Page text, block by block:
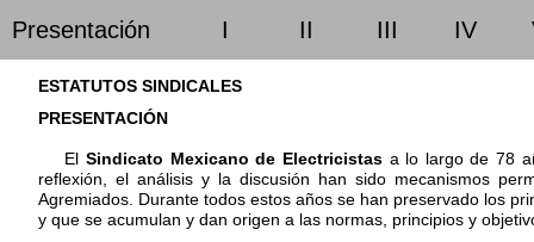
I II III IV
Presentación
ESTATUTOS SINDICALES
PRESENTACIÓN
ElSindicato Mexicano de Electricistasa lo largo de 78
reflexión, el análisis y la discusión han sido mecanismos
Agremiados. Durante todos estos años se han preservado los
y que se acumulan y dan origen a las normas, principios y